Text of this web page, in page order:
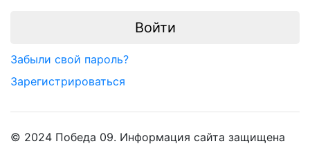
Забыли свой пароль?
Зарегистрироваться
© 2024 Победа 09. Информация сайта защищена